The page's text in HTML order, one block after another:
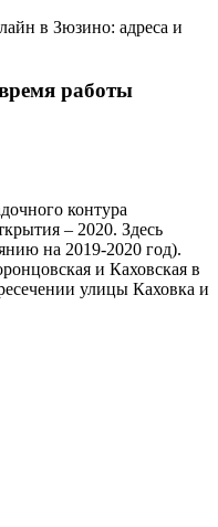
в Зюзино: адреса и
работы
контура
– 2020. Здесь
на 2019-2020 год).
и Каховская в
улицы Каховка и